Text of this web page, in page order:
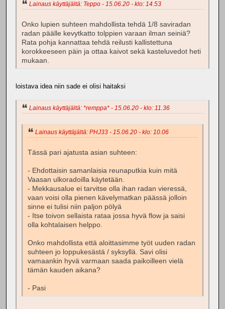
Lainaus käyttäjältä: Teppo - 15.06.20 - klo: 14.53
Onko lupien suhteen mahdollista tehdä 1/8 saviradan
radan päälle kevytkatto tolppien varaan ilman seiniä?
Rata pohja kannattaa tehdä reilusti kallistettuna
korokkeeseen päin ja ottaa kaivot sekä kasteluvedot heti
mukaan.
loistava idea niin sade ei olisi haitaksi
Lainaus käyttäjältä: *remppa* - 15.06.20 - klo: 11.36
Lainaus käyttäjältä: PHJ33 - 15.06.20 - klo: 10.06
Tässä pari ajatusta asian suhteen:
- Ehdottaisin samanlaisia reunaputkia kuin mitä
Vaasan ulkoradoilla käytetään.
- Mekkausalue ei tarvitse olla ihan radan vieressä,
vaan voisi olla pienen kävelymatkan päässä jolloin
sinne ei tulisi niin paljon pölyä
- Itse toivon sellaista rataa jossa hyvä flow ja saisi
olla kohtalaisen helppo.
Onko mahdollista että aloittasimme työt uuden radan
suhteen jo loppukesästä / syksyllä. Savi olisi
vamaankin hyvä varmaan saada paikoilleen vielä
tämän kauden aikana?
- Pasi